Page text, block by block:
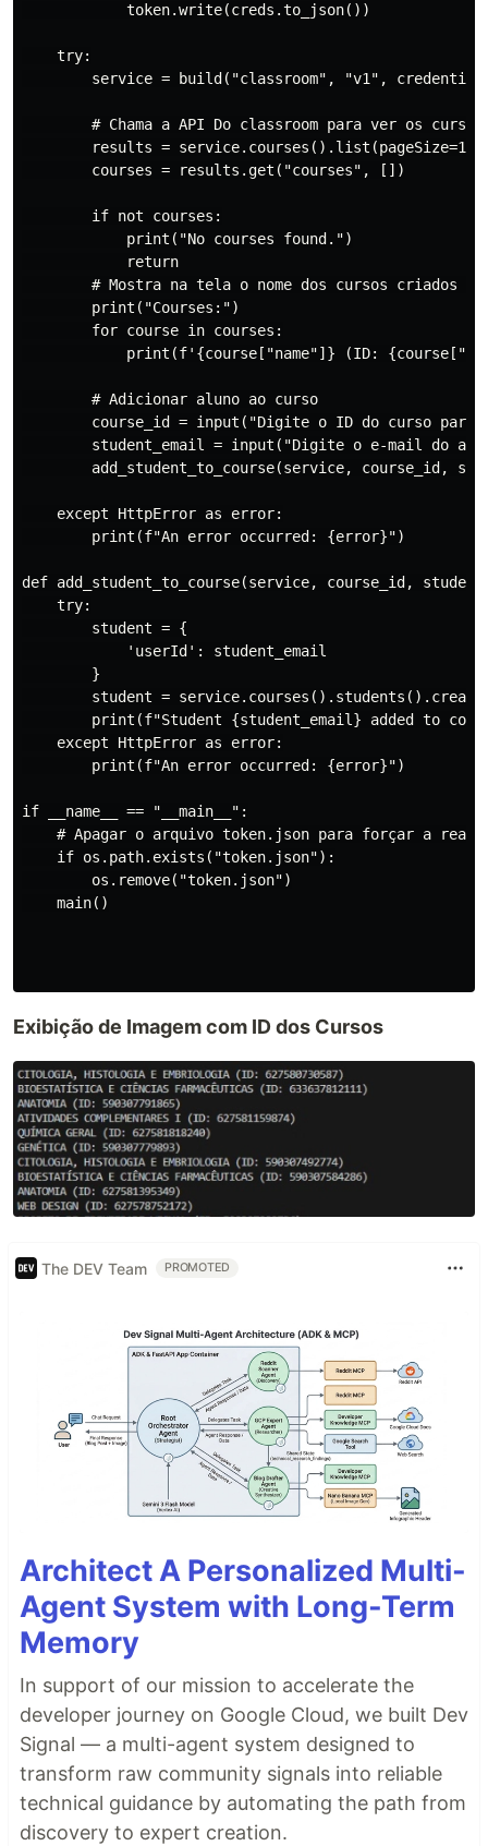
            token.write(creds.to_json())
    try:
service = build("classroom", "v1",
# Chama a API Do classroom para ver os
results =
        courses = results.get("courses", [])
        if not courses:
            print("No courses found.")
            return
# Mostra na tela o nome dos cursos criados e
        print("Courses:")
        for course in courses:
print(f'{course["name"]} (ID:
        # Adicionar aluno ao curso
course_id = input("Digite o ID do curso para
student_email = input("Digite o e-mail do
add_student_to_course(service, course_id,
    except HttpError as error:
        print(f"An error occurred: {error}")
def add_student_to_course(service, course_id,
    try:
        student = {
            'userId': student_email
        }
student =
print(f"Student {student_email} added to
    except HttpError as error:
        print(f"An error occurred: {error}")
if __name__ == "__main__":
# Apagar o arquivo token.json para forçar a
    if os.path.exists("token.json"):
        os.remove("token.json")
    main()
Exibição de Imagem com ID dos Cursos
The DEV Team PROMOTED
Architect A Personalized Multi-
Agent System with Long-Term
Memory
In support of our mission to accelerate the
developer journey on Google Cloud, we built Dev
Signal — a multi-agent system designed to
transform raw community signals into reliable
technical guidance by automating the path from
discovery to expert creation.